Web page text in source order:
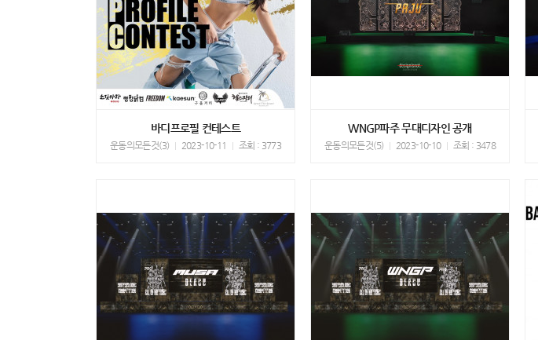
바디프로필 컨테스트
운동의모든것(3) 2023-10-11 조회 : 3773
WNGP파주 무대디자인 공개
운동의모든것(5) 2023-10-10 조회 : 3478